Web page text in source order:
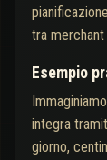
tra
Esempio
integra
giorno,